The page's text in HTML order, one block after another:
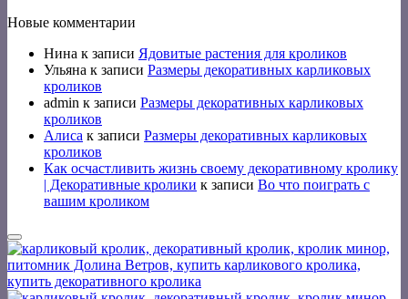
Новые комментарии
Нина к записи Ядовитые растения для кроликов
Ульяна к записи Размеры декоративных карликовых
кроликов
admin к записи Размеры декоративных карликовых
кроликов
Алиса к записи Размеры декоративных карликовых
кроликов
Как осчастливить жизнь своему декоративному кролику
| Декоративные кролики к записи Во что поиграть с
вашим кроликом